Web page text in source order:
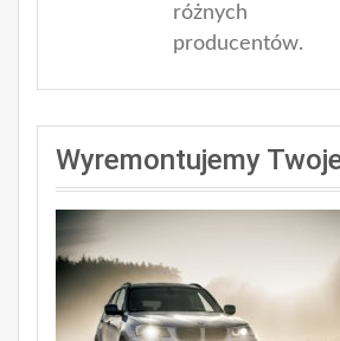
różnych
producentów.
Wyremontujemy